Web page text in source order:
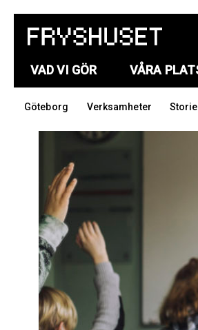
VAD VI GÖR VÅRA
Göteborg Verksamheter